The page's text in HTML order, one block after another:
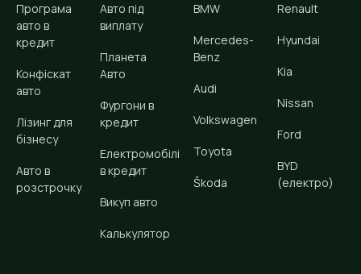
Програма
авто в
кредит
Конфіскат
авто
Лізинг для
бізнесу
Авто в
розстрочку
Авто під
виплату
Планета
Авто
Фургони в
кредит
Електромобілі
в кредит
Викуп авто
Калькулятор
BMW
Mercedes-
Benz
Audi
Volkswagen
Toyota
Škoda
Renault
Hyundai
Kia
Nissan
Ford
BYD
(електро)